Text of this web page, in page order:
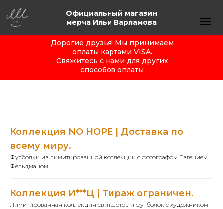
Официальный магазин
мерча Ильи Варламова
Дорогие друзья! Мы принимаем
оплаты картами VISA.
Свяжитесь с нами для других
способов оплаты
Коллекция NO HOPE | Доставка по
всему миру.
Футболки из лимитированной коллекции с фотографом Евгением
Фельдманом.
Коллекция И***Ц | Тираж ограничен.
Лимитированная коллекция свитшотов и футболок с художником